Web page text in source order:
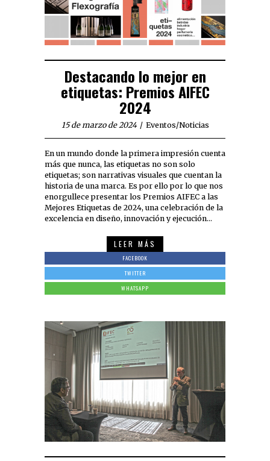
Destacando lo mejor en
etiquetas: Premios AIFEC
2024
15 de marzo de 2024 Eventos/Noticias
En un mundo donde la primera impresión cuenta
más que nunca, las etiquetas no son solo
etiquetas; son narrativas visuales que cuentan la
historia de una marca. Es por ello por lo que nos
enorgullece presentar los Premios AIFEC a las
Mejores Etiquetas de 2024, una celebración de la
excelencia en diseño, innovación y ejecución…
LEER MÁS
FACEBOOK
TWITTER
WHATSAPP